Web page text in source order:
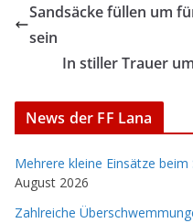
Sandsäcke füllen um
sein
In stiller Trauer
News der FF Lana
Mehrere kleine Einsätze
August 2026
Zahlreiche